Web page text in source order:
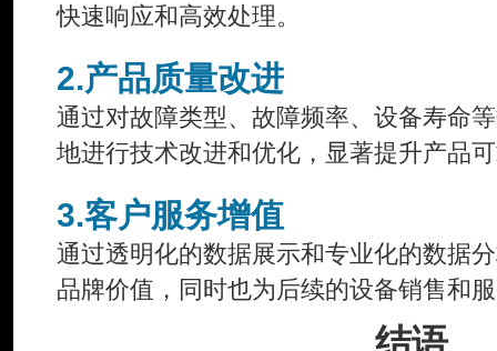
快速响应和高效处理。
2.产品质量改进
通过对故障类型、故障频率、设备寿命
地进行技术改进和优化，显著提升产品
3.客户服务增值
通过透明化的数据展示和专业化的数据
品牌价值，同时也为后续的设备销售和
结语